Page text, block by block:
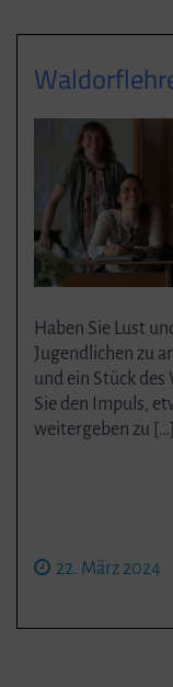
Haben Sie Lust
Jugendlichen zu
und ein Stück des
Sie den Impuls,
weitergeben zu […]
22. März 2024